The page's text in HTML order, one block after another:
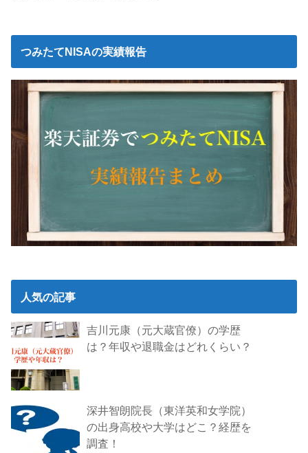
つみたてNISAの実績報告
人気の記事
吉川元康（元大蔵官僚）の学歴
は？年収や退職金はどれくらい？
深井智朗院長（東洋英和女学院）
の出身高校や大学はどこ？経歴を
調査！